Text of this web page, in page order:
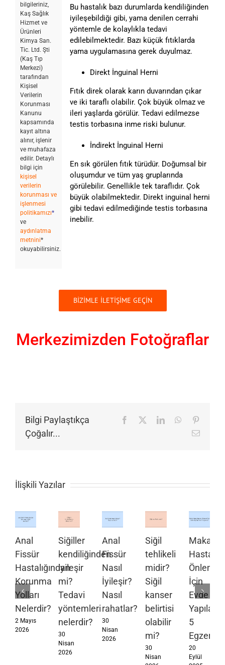
bilgileriniz,
Kaş Sağlık
Hizmet ve
Ürünleri
Kimya San.
Tic. Ltd. Şti
(Kaş Tıp
Merkezi)
tarafından
Kişisel
Verilerin
Korunması
Kanunu
kapsamında
kayıt altına
alınır, işlenir
ve muhafaza
edilir. Detaylı
bilgi için
kişisel
verilerin
korunması ve
işlenmesi
politikamızı*
ve
aydınlatma
metnini*
okuyabilirsiniz.
Bu hastalık bazı durumlarda kendiliğinden
iyileşebildiği gibi, yama denilen cerrahi
yöntemle de kolaylıkla tedavi
edilebilmektedir. Bazı küçük fıtıklarda
yama uygulamasına gerek duyulmaz.
Direkt İnguinal Herni
Fıtık direk olarak karın duvarından çıkar
ve iki taraflı olabilir. Çok büyük olmaz ve
ileri yaşlarda görülür. Tedavi edilmezse
testis torbasına inme riski bulunur.
İndirekt İnguinal Herni
En sık görülen fıtık türüdür. Doğumsal bir
oluşumdur ve tüm yaş gruplarında
görülebilir. Genellikle tek taraflıdır. Çok
büyük olabilmektedir. Direkt inguinal herni
gibi tedavi edilmediğinde testis torbasına
inebilir.
BİZİMLE İLETİŞİME GEÇİN
Merkezimizden Fotoğraflar
Bilgi Paylaştıkça
Çoğalır...
Facebook LinkedInWhatsApp
E-
İlişkili Yazılar
Anal
Fissür
Hastalığından
Korunma
Yolları
Nelerdir?
2 Mayıs
2026
Siğiller
kendiliğinden
iyileşir
mi?
Tedavi
yöntemleri
nelerdir?
30
Nisan
2026
Anal
Fissür
Nasıl
İyileşir?
Nasıl
rahatlar?
30
Nisan
2026
Siğil
tehlikeli
midir?
Siğil
kanser
belirtisi
olabilir
mi?
30
Nisan
Makat
Önlemek
İçin
Evde
5
Egzersiz
20
Eylül